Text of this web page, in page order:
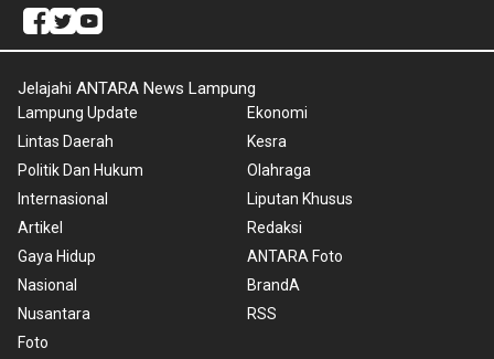
Jelajahi ANTARA News Lampung
Lampung Update
Lintas Daerah
Politik Dan Hukum
Internasional
Artikel
Gaya Hidup
Nasional
Nusantara
Foto
Ekonomi
Kesra
Olahraga
Liputan Khusus
Redaksi
ANTARA Foto
BrandA
RSS